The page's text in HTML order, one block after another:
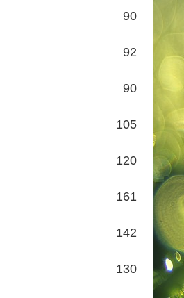
90
92
90
105
120
161
142
130